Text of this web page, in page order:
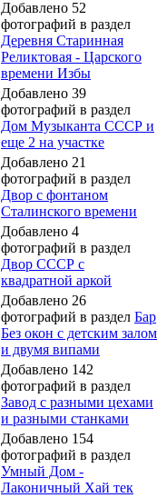
Добавлено 52
фотографий в раздел
Деревня Старинная
Реликтовая - Царского
времени Избы
Добавлено 39
фотографий в раздел
Дом Музыканта СССР и
еще 2 на участке
Добавлено 21
фотографий в раздел
Двор с фонтаном
Сталинского времени
Добавлено 4
фотографий в раздел
Двор СССР с
квадратной аркой
Добавлено 26
фотографий в раздел Бар
Без окон с детским залом
и двумя випами
Добавлено 142
фотографий в раздел
Завод с разными цехами
и разными станками
Добавлено 154
фотографий в раздел
Умный Дом -
Лаконичный Хай тек